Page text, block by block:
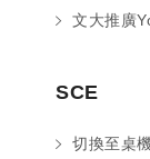
文大推廣
SCE
切換至桌